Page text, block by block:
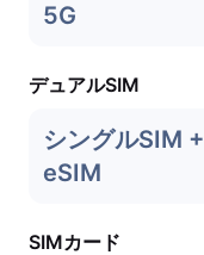
5G
デュアルSIM
シングルSIM +
eSIM
SIMカード